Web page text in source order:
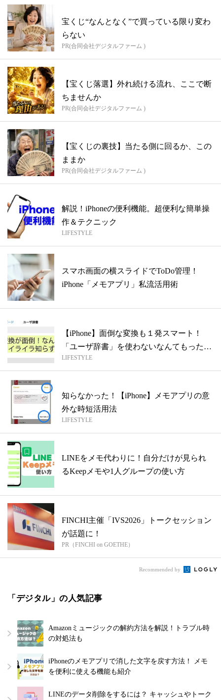
宝くじ“なんとなく”で買っている限り変わ
らない
PR(合同会社デジタルファーム )
【宝くじ落選】外れ続ける流れ、ここで断
ちませんか
PR(合同会社デジタルファーム )
【宝くじの裏技】当たる側に回るか、この
ままか
PR(合同会社デジタルファーム )
解説！iPhoneの便利機能。超便利な簡単操
作＆テクニック
LIFESTYLE
スマホ画面の横スライドでToDo管理！
iPhone「メモアプリ」私流活用術
【iPhone】面倒な変換も１発スマート！
「ユーザ辞書」を使わないなんてもった
い...
LIFESTYLE
知らなかった！【iPhone】メモアプリの意
外な時短活用法
LIFESTYLE
LINEをメモ代わりに！自分だけが見られ
るKeepメモや1人グループの使い方
FINCHI主催「IVS2026」トークセッション
が話題に！
PR（FINCHI on GOETHE）
Recommended by
「デジタル」の人気記事
Amazonミュージックの解約方法を解説！トラブル時
の対処法も
iPhoneのメモアプリで消した文字を戻す方法！ メモ
を便利に使える機能も紹介
LINEのデータ削除をするには？ キャッシュやトーク